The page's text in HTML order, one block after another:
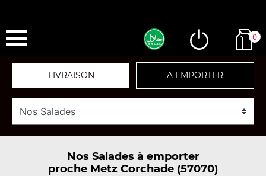
0
LIVRAISON A EMPORTER
Nos Salades à emporter
proche Metz Corchade (57070)